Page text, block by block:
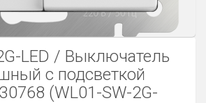
LED / Выключатель
с подсветкой
(WL01-SW-2G-